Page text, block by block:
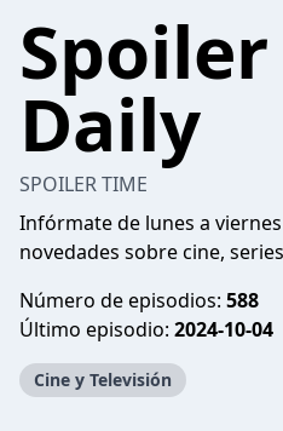
Daily
SPOILER TIME
Infórmate de lunes a
novedades sobre cine,
Número de episodios: 588
Último episodio: 2024-10-04
Cine y Televisión